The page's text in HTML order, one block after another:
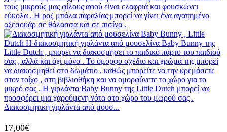
Διακοσμητική γιρλάντα από μουσ...
17,00€